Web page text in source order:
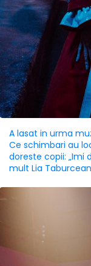
A lasat in urma
Ce schimbari au
doreste copii: „Imi
mult Lia